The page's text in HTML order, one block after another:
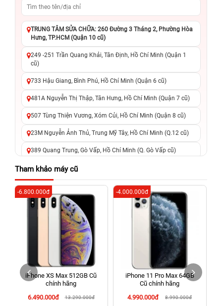
TRUNG TÂM SỬA CHỮA: 260 Đường 3 Tháng 2, Phường Hòa
Hưng, TP.HCM (Quận 10 cũ)
249 -251 Trần Quang Khải, Tân Định, Hồ Chí Minh (Quận 1
cũ)
733 Hậu Giang, Bình Phú, Hồ Chí Minh (Quận 6 cũ)
481A Nguyễn Thị Thập, Tân Hưng, Hồ Chí Minh (Quận 7 cũ)
507 Tùng Thiện Vương, Xóm Củi, Hồ Chí Minh (Quận 8 cũ)
23M Nguyễn Ảnh Thủ, Trung Mỹ Tây, Hồ Chí Minh (Q.12 cũ)
389 Quang Trung, Gò Vấp, Hồ Chí Minh (Q. Gò Vấp cũ)
625 - 625A Âu Cơ, Tân Phú, Hồ Chí Minh (Quận Tân Phú cũ)
326 Lê Văn Việt, Tăng Nhơn Phú, Hồ Chí Minh (Q.9 TP. Thủ
Đức cũ)
256 Võ Văn Ngân, Thủ Đức, Hồ Chí Minh (Bình Thọ, TP. Thủ
Đức Cũ)
70 Nguyễn An Ninh, Dĩ An, Hồ Chí Minh (Bình Dương Cũ)
24h Vũng Tàu: 162A Ba Cu, Vũng Tàu, Hồ Chí Minh (TP. Vũng
Tàu cũ)
198 Hoàng Văn Thụ, Tân Sơn Nhất, Hồ Chí Minh (Tân Bình
Tham khảo máy cũ
iPhone XS Max 512GB Cũ
chính hãng
6.490.000đ
13.290.000đ
-6.800.000đ
iPhone 11 Pro Max 64GB
Cũ chính hãng
4.990.000đ
8.990.000đ
-4.000.000đ